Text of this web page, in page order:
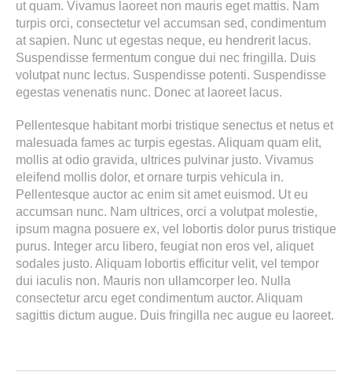
ut quam. Vivamus laoreet non mauris eget mattis. Nam
turpis orci, consectetur vel accumsan sed, condimentum
at sapien. Nunc ut egestas neque, eu hendrerit lacus.
Suspendisse fermentum congue dui nec fringilla. Duis
volutpat nunc lectus. Suspendisse potenti. Suspendisse
egestas venenatis nunc. Donec at laoreet lacus.
Pellentesque habitant morbi tristique senectus et netus et
malesuada fames ac turpis egestas. Aliquam quam elit,
mollis at odio gravida, ultrices pulvinar justo. Vivamus
eleifend mollis dolor, et ornare turpis vehicula in.
Pellentesque auctor ac enim sit amet euismod. Ut eu
accumsan nunc. Nam ultrices, orci a volutpat molestie,
ipsum magna posuere ex, vel lobortis dolor purus tristique
purus. Integer arcu libero, feugiat non eros vel, aliquet
sodales justo. Aliquam lobortis efficitur velit, vel tempor
dui iaculis non. Mauris non ullamcorper leo. Nulla
consectetur arcu eget condimentum auctor. Aliquam
sagittis dictum augue. Duis fringilla nec augue eu laoreet.